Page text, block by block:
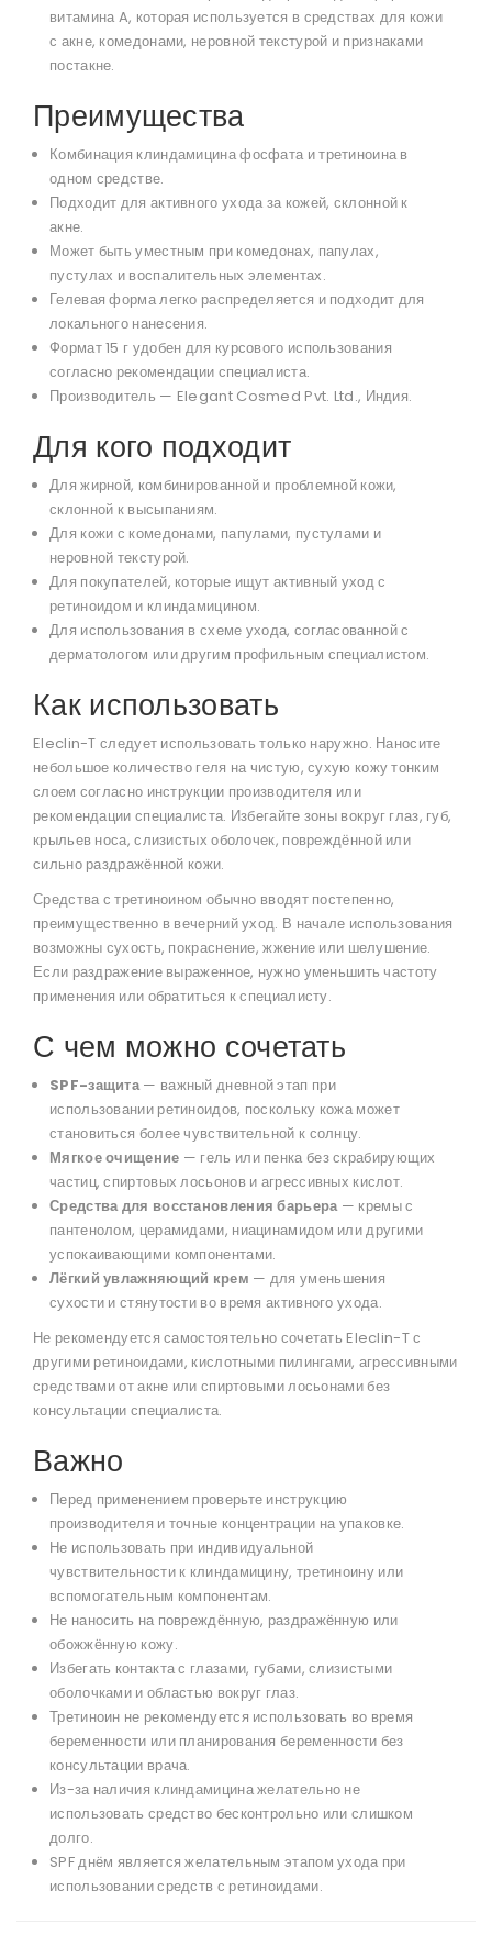
витамина A, которая используется в средствах для кожи
с акне, комедонами, неровной текстурой и признаками
постакне.
Преимущества
Комбинация клиндамицина фосфата и третиноина в
одном средстве.
Подходит для активного ухода за кожей, склонной к
акне.
Может быть уместным при комедонах, папулах,
пустулах и воспалительных элементах.
Гелевая форма легко распределяется и подходит для
локального нанесения.
Формат 15 г удобен для курсового использования
согласно рекомендации специалиста.
Производитель — Elegant Cosmed Pvt. Ltd., Индия.
Для кого подходит
Для жирной, комбинированной и проблемной кожи,
склонной к высыпаниям.
Для кожи с комедонами, папулами, пустулами и
неровной текстурой.
Для покупателей, которые ищут активный уход с
ретиноидом и клиндамицином.
Для использования в схеме ухода, согласованной с
дерматологом или другим профильным специалистом.
Как использовать
Eleclin-T следует использовать только наружно. Наносите
небольшое количество геля на чистую, сухую кожу тонким
слоем согласно инструкции производителя или
рекомендации специалиста. Избегайте зоны вокруг глаз, губ,
крыльев носа, слизистых оболочек, повреждённой или
сильно раздражённой кожи.
Средства с третиноином обычно вводят постепенно,
преимущественно в вечерний уход. В начале использования
возможны сухость, покраснение, жжение или шелушение.
Если раздражение выраженное, нужно уменьшить частоту
применения или обратиться к специалисту.
С чем можно сочетать
SPF-защита— важный дневной этап при
использовании ретиноидов, поскольку кожа может
становиться более чувствительной к солнцу.
Мягкое очищение — гель или пенка без скрабирующих
частиц, спиртовых лосьонов и агрессивных кислот.
Средства для восстановления барьера— кремы с
пантенолом, церамидами, ниацинамидом или другими
успокаивающими компонентами.
Лёгкий увлажняющий крем — для уменьшения
сухости и стянутости во время активного ухода.
Не рекомендуется самостоятельно сочетать Eleclin-T с
другими ретиноидами, кислотными пилингами, агрессивными
средствами от акне или спиртовыми лосьонами без
консультации специалиста.
Важно
Перед применением проверьте инструкцию
производителя и точные концентрации на упаковке.
Не использовать при индивидуальной
чувствительности к клиндамицину, третиноину или
вспомогательным компонентам.
Не наносить на повреждённую, раздражённую или
обожжённую кожу.
Избегать контакта с глазами, губами, слизистыми
оболочками и областью вокруг глаз.
Третиноин не рекомендуется использовать во время
беременности или планирования беременности без
консультации врача.
Из-за наличия клиндамицина желательно не
использовать средство бесконтрольно или слишком
долго.
SPF днём является желательным этапом ухода при
использовании средств с ретиноидами.